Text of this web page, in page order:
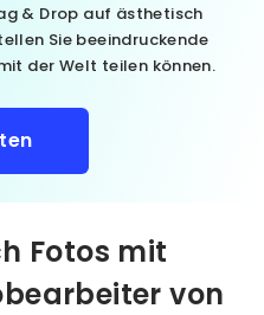
& Drop auf ästhetisch
Sie beeindruckende
der Welt teilen können.
Fotos mit
von